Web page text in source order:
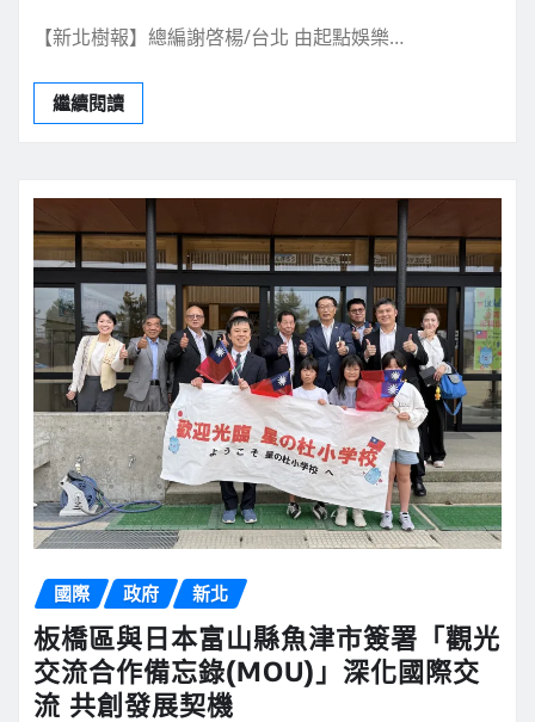
【新北樹報】總編謝啓楊/台北 由起點娛樂…
繼續閱讀
國際 政府 新北
板橋區與日本富山縣魚津市簽署「觀光
交流合作備忘錄(MOU)」深化國際交
流 共創發展契機